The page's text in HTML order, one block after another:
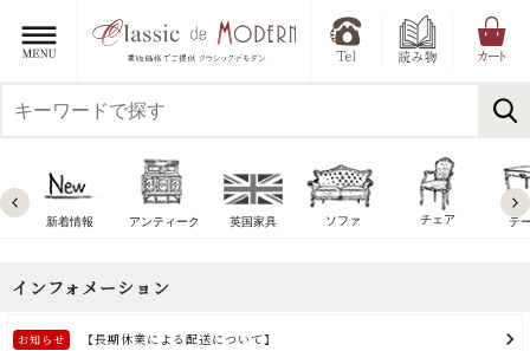
新着情報 アンティーク 英国家具 ソファ チェア テ